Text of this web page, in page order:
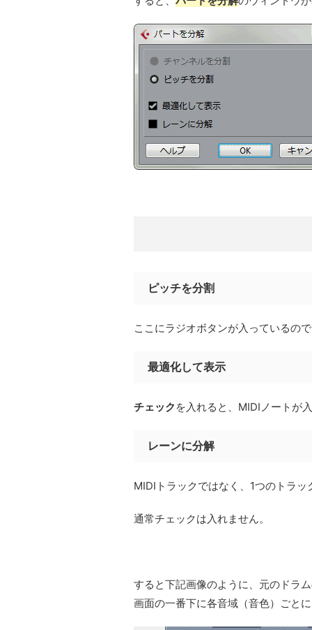
ピッチを分割
ここにラジオボタンが入っているの
最適化して表示
チェック を入れると、MIDIノートが
レーンに分解
MIDIトラックではなく、1つのトラ
通常チェックは入れません。
すると下記画像のように、元のドラ
画面の一番下に各音域（音色）ごと